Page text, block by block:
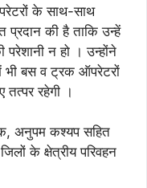
के साथ-साथ
प्रदान की है ताकि उन्हें
न हो । उन्होंने
भी बस व ट्रक ऑपरेटरों
रहेगी ।
अनुपम कश्यप सहित
के क्षेत्रीय परिवहन